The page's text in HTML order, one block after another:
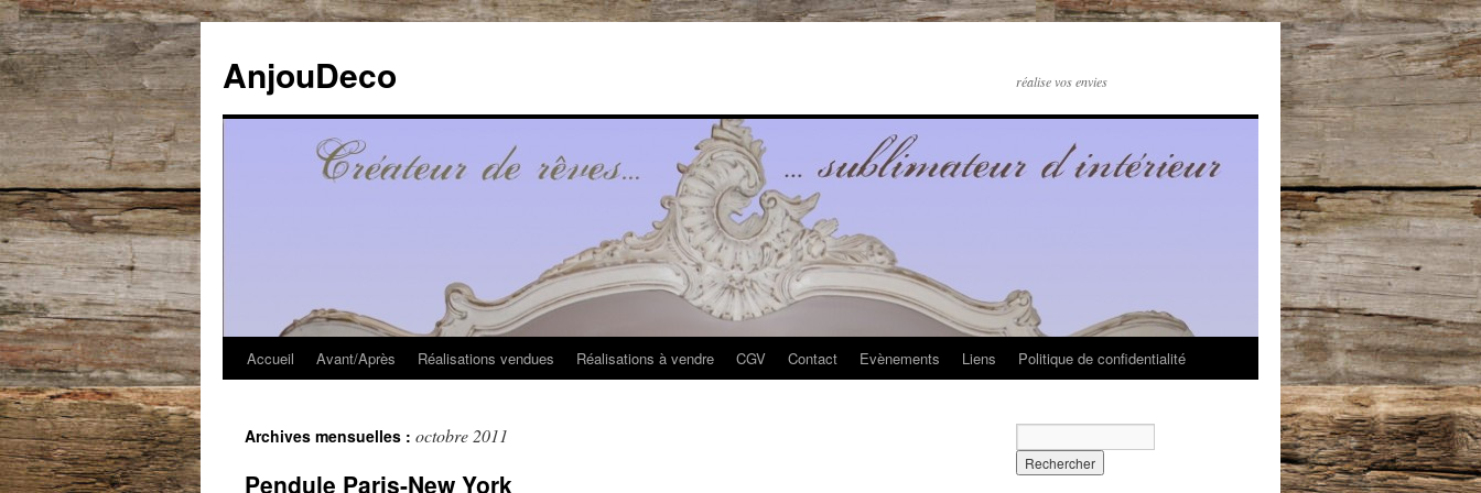
contenu
AnjouDeco réalise vos envies
Accueil Avant/Après Réalisations vendues Réalisations à vendre CGV Contact Evènements Liens Politique de confidentialité
Archives mensuelles : octobre 2011
Pendule Paris-New York